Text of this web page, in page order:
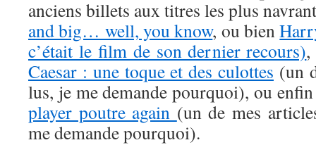
anciens billets aux titres les plus
and big… well, you know, ou bien
c’était le film de son dernier recours),
Caesar : une toque et des culottes (un
lus, je me demande pourquoi), ou
player poutre again (un de mes
me demande pourquoi).